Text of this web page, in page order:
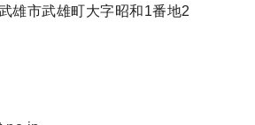
雄市武雄町大字昭和1番地2